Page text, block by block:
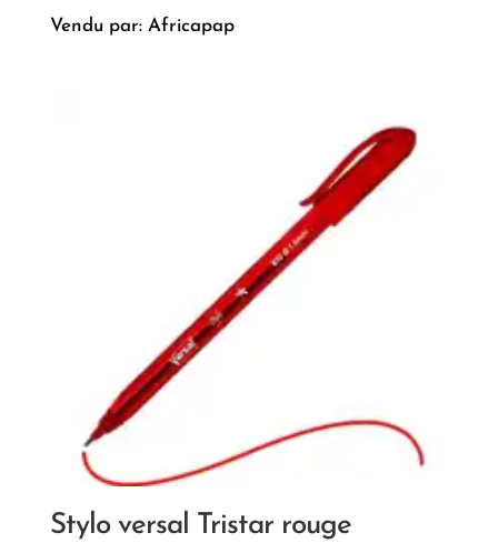
Vendu par: Africapap
Stylo versal Tristar rouge